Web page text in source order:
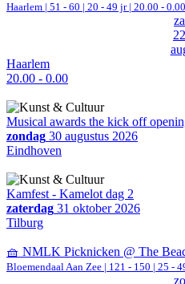
Haarlem | 51 - 60 | 20 - 49 jr | 20.00 - 0.00
za
22
Haarlem
20.00 - 0.00
Musical awards the kick off
zondag 30 augustus 2026
Eindhoven
Kamfest - Kamelot dag 2
zaterdag 31 oktober 2026
Tilburg
🧺 NMLK Picknicken @ The
Bloemendaal Aan Zee | 121 - 150 | 25 -
zo